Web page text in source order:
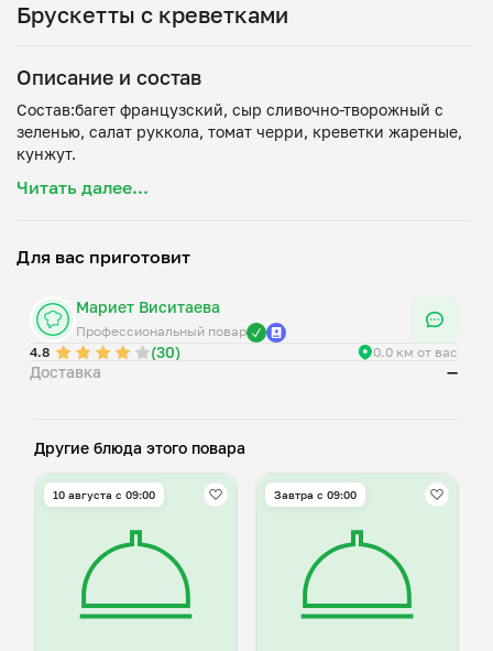
Брускетты с креветками
Описание и состав
Состав:багет французский, сыр сливочно-творожный с
зеленью, салат руккола, томат черри, креветки жареные,
Читать далее...
Для вас приготовит
Мариет Виситаева
Профессиональный повар
4.8
(30) 0.0 км от вас
Доставка —
Другие блюда этого повара
10 августа с 09:00 Завтра c 09:00